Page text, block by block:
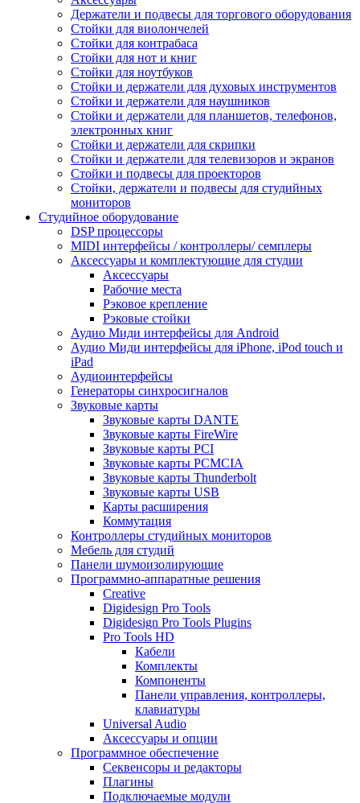
Держатели и подвесы для торгового оборудования
Стойки для виолончелей
Стойки для контрабаса
Стойки для нот и книг
Стойки для ноутбуков
Стойки и держатели для духовых инструментов
Стойки и держатели для наушников
Стойки и держатели для планшетов, телефонов,
электронных книг
Стойки и держатели для скрипки
Стойки и держатели для телевизоров и экранов
Стойки и подвесы для проекторов
Стойки, держатели и подвесы для студийных
мониторов
Студийное оборудование
DSP процессоры
MIDI интерфейсы / контроллеры/ семплеры
Аксессуары и комплектующие для студии
Аксессуары
Рабочие места
Рэковое крепление
Рэковые стойки
Аудио Миди интерфейсы для Android
Аудио Миди интерфейсы для iPhone, iPod touch и
iPad
Аудиоинтерфейсы
Генераторы синхросигналов
Звуковые карты
Звуковые карты DANTE
Звуковые карты FireWire
Звуковые карты PCI
Звуковые карты PCMCIA
Звуковые карты Thunderbolt
Звуковые карты USB
Карты расширения
Коммутация
Контроллеры студийных мониторов
Мебель для студий
Панели шумоизолирующие
Программно-аппаратные решения
Creative
Digidesign Pro Tools
Digidesign Pro Tools Plugins
Pro Tools HD
Кабели
Комплекты
Компоненты
Панели управления, контроллеры,
клавиатуры
Universal Audio
Аксессуары и опции
Программное обеспечение
Cеквенсоры и редакторы
Плагины
Подключаемые модули